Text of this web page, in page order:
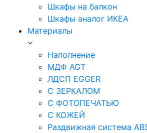
Шкафы на балкон
Шкафы аналог ИКЕА
Материалы
Наполнение
МДФ AGT
ЛДСП EGGER
С ЗЕРКАЛОМ
С ФОТОПЕЧАТЬЮ
С КОЖЕЙ
Раздвижная система